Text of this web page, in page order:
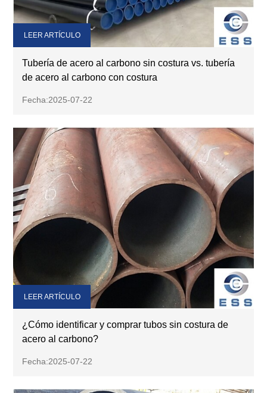
Tubería de acero al carbono sin costura vs. tubería
de acero al carbono con costura
Fecha:2025-07-22
LEER ARTÍCULO
¿Cómo identificar y comprar tubos sin costura de
acero al carbono?
Fecha:2025-07-22
LEER ARTÍCULO